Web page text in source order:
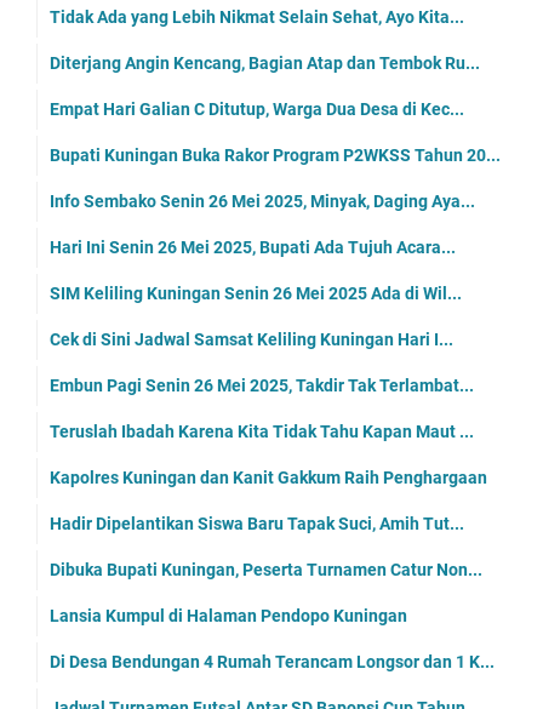
Tidak Ada yang Lebih Nikmat Selain Sehat, Ayo Kita...
Diterjang Angin Kencang, Bagian Atap dan Tembok Ru...
Empat Hari Galian C Ditutup, Warga Dua Desa di Kec...
Bupati Kuningan Buka Rakor Program P2WKSS Tahun 20...
Info Sembako Senin 26 Mei 2025, Minyak, Daging Aya...
Hari Ini Senin 26 Mei 2025, Bupati Ada Tujuh Acara...
SIM Keliling Kuningan Senin 26 Mei 2025 Ada di Wil...
Cek di Sini Jadwal Samsat Keliling Kuningan Hari I...
Embun Pagi Senin 26 Mei 2025, Takdir Tak Terlambat...
Teruslah Ibadah Karena Kita Tidak Tahu Kapan Maut ...
Kapolres Kuningan dan Kanit Gakkum Raih Penghargaan
Hadir Dipelantikan Siswa Baru Tapak Suci, Amih Tut...
Dibuka Bupati Kuningan, Peserta Turnamen Catur Non...
Lansia Kumpul di Halaman Pendopo Kuningan
Di Desa Bendungan 4 Rumah Terancam Longsor dan 1 K...